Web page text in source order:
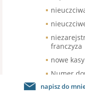
franczyza
nowe
Numer
podawać
napisz do